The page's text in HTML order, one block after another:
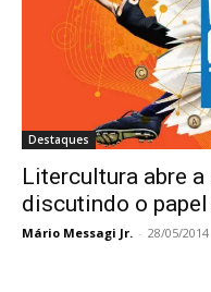
Destaques
Litercultura abre
discutindo o
Mário Messagi Jr. - 28/05/2014